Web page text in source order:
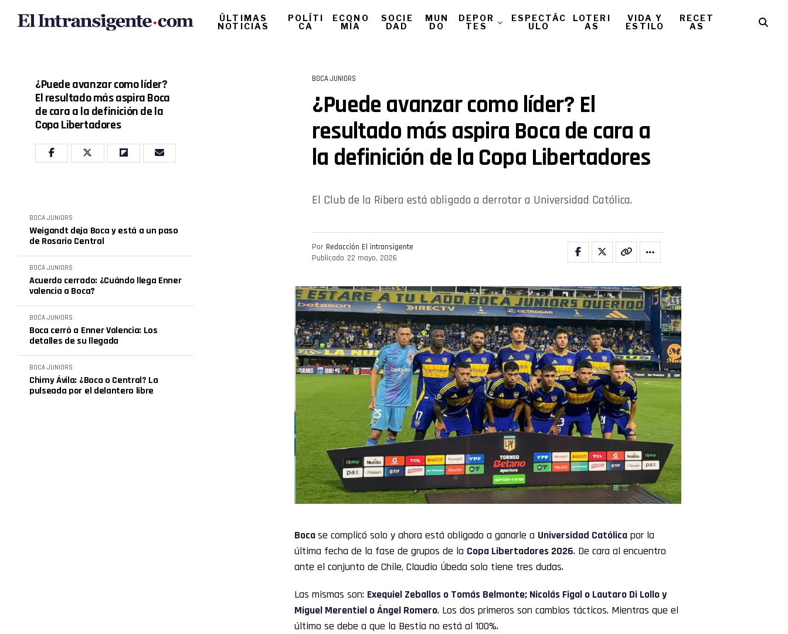
ÚLTIMAS
NOTICIAS
POLÍTI
CA
ECONO
MÍA
SOCIE
DAD
MUN
DO
DEPOR
TES
ESPECTÁC
ULO
LOTERI
AS
VIDA Y
ESTILO
RECET
AS
¿Puede avanzar como líder?
El resultado más aspira Boca
de cara a la definición de la
Copa Libertadores
BOCA JUNIORS
Weigandt deja Boca y está a un paso
de Rosario Central
BOCA JUNIORS
Acuerdo cerrado: ¿Cuándo llega Enner
valencia a Boca?
BOCA JUNIORS
Boca cerró a Enner Valencia: Los
detalles de su llegada
BOCA JUNIORS
Chimy Ávila: ¿Boca o Central? La
pulseada por el delantero libre
BOCA JUNIORS
¿Puede avanzar como líder? El
resultado más aspira Boca de cara a
la definición de la Copa Libertadores
El Club de la Ribera está obligado a derrotar a Universidad Católica.
Por Redacción El intransigente
Publicado 22 mayo, 2026
Bocase complicó solo y ahora está obligado a ganarle a Universidad Católica por la
última fecha de la fase de grupos de la Copa Libertadores 2026. De cara al encuentro
ante el conjunto de Chile, Claudio Úbeda solo tiene tres dudas.
Las mismas son: Exequiel Zeballos o Tomás Belmonte; Nicolás Figal o Lautaro Di Lollo y
Miguel Merentiel o Ángel Romero. Los dos primeros son cambios tácticos. Mientras que el
último se debe a que la Bestia no está al 100%.